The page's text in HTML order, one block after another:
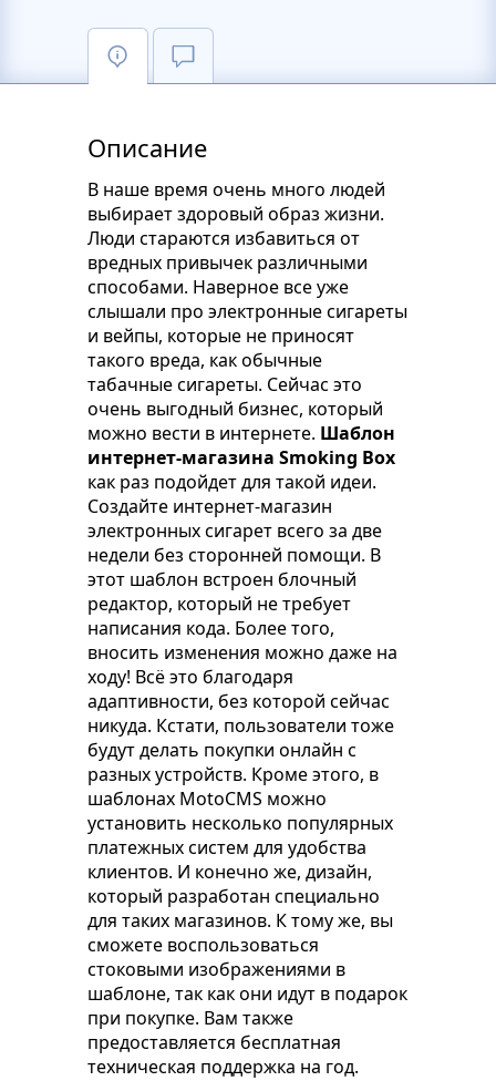
Описание
В наше время очень много людей
выбирает здоровый образ жизни.
Люди стараются избавиться от
вредных привычек различными
способами. Наверное все уже
слышали про электронные сигареты
и вейпы, которые не приносят
такого вреда, как обычные
табачные сигареты. Сейчас это
очень выгодный бизнес, который
можно вести в интернете. Шаблон
интернет-магазина Smoking Box
как раз подойдет для такой идеи.
Создайте интернет-магазин
электронных сигарет всего за две
недели без сторонней помощи. В
этот шаблон встроен блочный
редактор, который не требует
написания кода. Более того,
вносить изменения можно даже на
ходу! Всё это благодаря
адаптивности, без которой сейчас
никуда. Кстати, пользователи тоже
будут делать покупки онлайн с
разных устройств. Кроме этого, в
шаблонах MotoCMS можно
установить несколько популярных
платежных систем для удобства
клиентов. И конечно же, дизайн,
который разработан специально
для таких магазинов. К тому же, вы
сможете воспользоваться
стоковыми изображениями в
шаблоне, так как они идут в подарок
при покупке. Вам также
предоставляется бесплатная
техническая поддержка на год.